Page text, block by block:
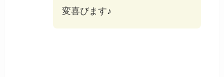
変喜びます♪